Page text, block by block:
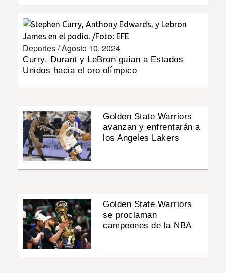
INSÓLITAS
MULTIMEDIA
Deportes /Agosto 10, 2024
Curry, Durant y LeBron guían a Estados
Unidos hacia el oro olímpico
Golden State Warriors
avanzan y enfrentarán a
los Angeles Lakers
Golden State Warriors
se proclaman
campeones de la NBA